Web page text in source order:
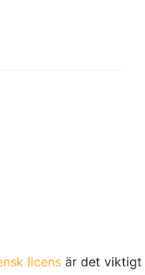
licensär det viktigt